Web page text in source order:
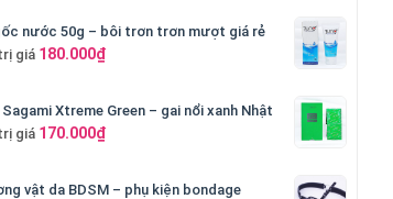
nước 50g – bôi trơn trơn mượt giá rẻ
giá 180.000₫
Xtreme Green – gai nổi xanh Nhật
giá 170.000₫
vật da BDSM – phụ kiện bondage